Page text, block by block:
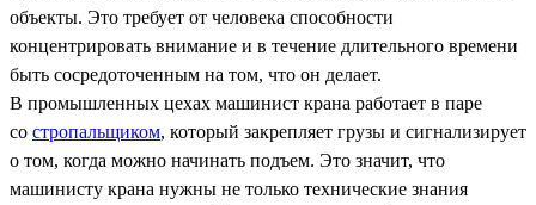
объекты. Это требует от человека способности
концентрировать внимание и в течение длительного времени
быть сосредоточенным на том, что он делает.
В промышленных цехах машинист крана работает в паре
со стропальщиком, который закрепляет грузы и сигнализирует
о том, когда можно начинать подъем. Это значит, что
машинисту крана нужны не только технические знания